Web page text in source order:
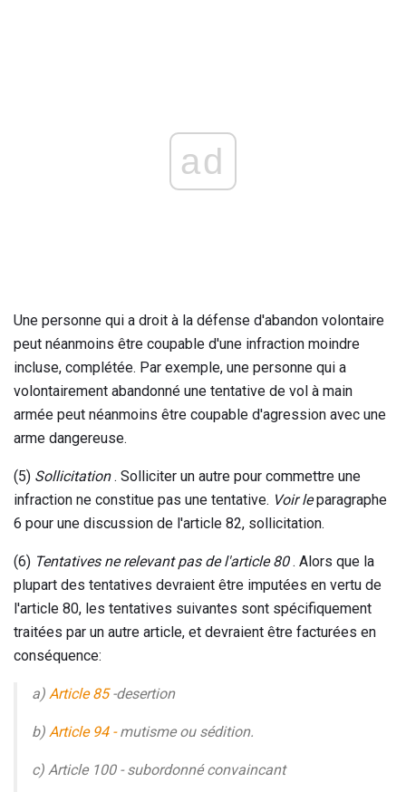
ad
Une personne qui a droit à la défense d'abandon volontaire
peut néanmoins être coupable d'une infraction moindre
incluse, complétée. Par exemple, une personne qui a
volontairement abandonné une tentative de vol à main
armée peut néanmoins être coupable d'agression avec une
arme dangereuse.
(5) Sollicitation. Solliciter un autre pour commettre une
infraction ne constitue pas une tentative. Voir leparagraphe
6 pour une discussion de l'article 82, sollicitation.
(6) Tentatives ne relevant pas de l'article 80. Alors que la
plupart des tentatives devraient être imputées en vertu de
l'article 80, les tentatives suivantes sont spécifiquement
traitées par un autre article, et devraient être facturées en
conséquence:
a) Article 85-desertion
b) Article 94 -mutisme ou sédition.
c) Article 100 - subordonné convaincant